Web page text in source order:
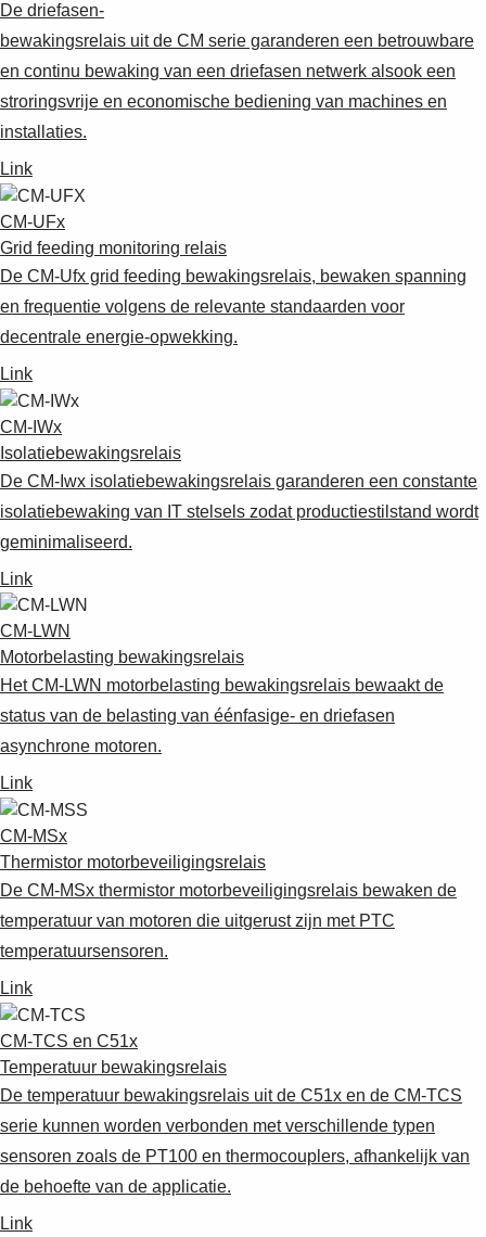
De driefasen-
bewakingsrelais uit de CM serie garanderen een betrouwbare
en continu bewaking van een driefasen netwerk alsook een
stroringsvrije en economische bediening van machines en
installaties.
Link
CM-UFx
Grid feeding monitoring relais
De CM-Ufx grid feeding bewakingsrelais, bewaken spanning
en frequentie volgens de relevante standaarden voor
decentrale energie-opwekking.
Link
CM-IWx
Isolatiebewakingsrelais
De CM-Iwx isolatiebewakingsrelais garanderen een constante
isolatiebewaking van IT stelsels zodat productiestilstand wordt
geminimaliseerd.
Link
CM-LWN
Motorbelasting bewakingsrelais
Het CM-LWN motorbelasting bewakingsrelais bewaakt de
status van de belasting van éénfasige- en driefasen
asynchrone motoren.
Link
CM-MSx
Thermistor motorbeveiligingsrelais
De CM-MSx thermistor motorbeveiligingsrelais bewaken de
temperatuur van motoren die uitgerust zijn met PTC
temperatuursensoren.
Link
CM-TCS en C51x
Temperatuur bewakingsrelais
De temperatuur bewakingsrelais uit de C51x en de CM-TCS
serie kunnen worden verbonden met verschillende typen
sensoren zoals de PT100 en thermocouplers, afhankelijk van
de behoefte van de applicatie.
Link